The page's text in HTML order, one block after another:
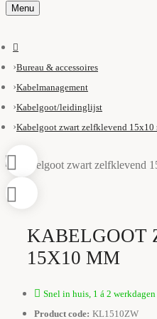
Menu
Bureau & accessoires
Kabelmanagement
Kabelgoot/leidinglijst
Kabelgoot zwart zelfklevend 15x10
KABELGOOT
15X10 MM
Snel in huis, 1 á 2 werkdagen
Product code: KL1510ZW